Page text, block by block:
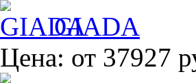
GIADA
Цена: от 37927